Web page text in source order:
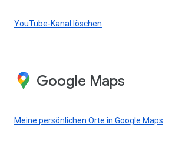
YouTube-Kanal löschen
Google Maps
Meine persönlichen Orte in Google Maps